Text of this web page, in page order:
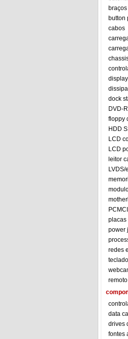
button
cabos
dock
DVD-
floppy
HDD
LCD
LCD
leitor
LVDS/
placas
power
redes
data
drives
fontes